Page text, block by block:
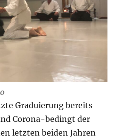
Graduierung bereits
Corona-bedingt der
letzten beiden Jahren